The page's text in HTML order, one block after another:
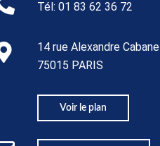
Tél:01 83 62 36 72
14 rue Alexandre Cabanel
75015 PARIS​
Voir le plan